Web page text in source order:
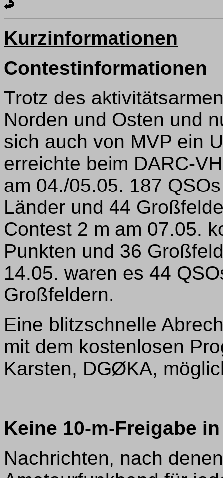
Kurzinformationen
Contestinformationen
Trotz des
Norden und Osten und
sich auch von MVP ein
erreichte beim DARC-
am 04./05.05. 187
Länder und 44
Contest 2 m am 07.05.
Punkten und 36
14.05. waren es 44
Großfeldern.
Eine blitzschnelle
mit dem kostenlosen
Karsten, DGØKA,
Keine 10-m-Freigabe
Nachrichten, nach